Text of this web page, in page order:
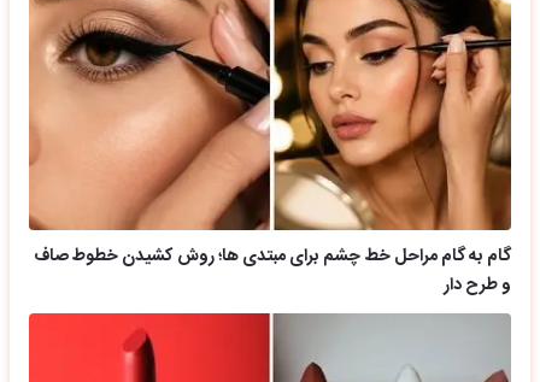
گام به گام مراحل خط چشم برای مبتدی ها؛ روش کشیدن خطوط صاف
و طرح دار